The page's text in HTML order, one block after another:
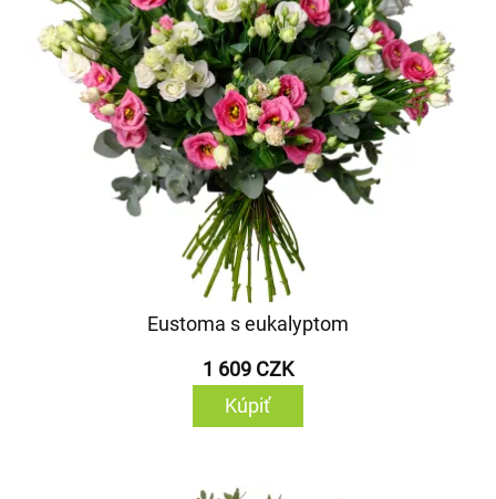
Eustoma s eukalyptom
1 609 CZK
Kúpiť